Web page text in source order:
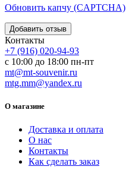
Обновить капчу (CAPTCHA)
Контакты
+7 (916) 020-94-93
с 10:00 до 18:00 пн-пт
mt@mt-souvenir.ru
mtg.mm@yandex.ru
О магазине
Доставка и оплата
О нас
Контакты
Как сделать заказ